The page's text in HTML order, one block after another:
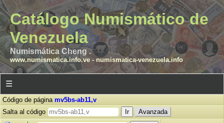
Catálogo Numismático de
Venezuela
Numismática Cheng .
www.numismatica.info.ve- numismatica-venezuela.info
☰
Código de página mv5bs-ab11,v
Salta al código
Avanzada